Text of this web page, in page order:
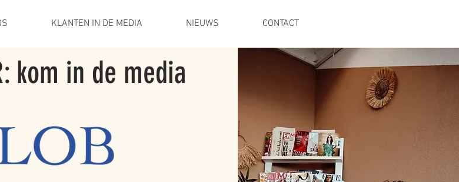
KLANTEN IN DE MEDIA NIEUWS CONTACT
kom in de media